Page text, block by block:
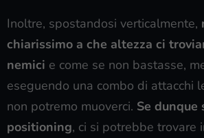
Inoltre, spostandosi verticalmente,
chiarissimo a che altezza ci
nemici e come se non bastasse,
eseguendo una combo di attacchi
non potremo muoverci. Se
positioning, ci si potrebbe trovare